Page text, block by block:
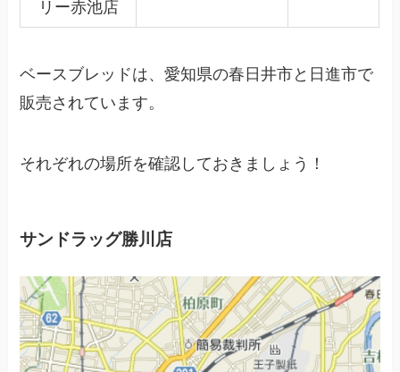
リー赤池店
ベースブレッドは、愛知県の春日井市と日進市で
販売されています。
それぞれの場所を確認しておきましょう！
サンドラッグ勝川店